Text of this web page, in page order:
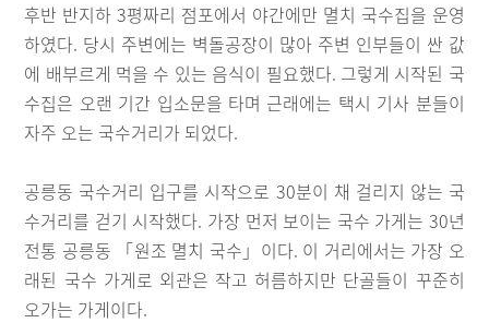
후반 반지하 3평짜리 점포에서 야간에만 멸치 국수집을 운영
하였다. 당시 주변에는 벽돌공장이 많아 주변 인부들이 싼 값
에 배부르게 먹을 수 있는 음식이 필요했다. 그렇게 시작된 국
수집은 오랜 기간 입소문을 타며 근래에는 택시 기사 분들이
자주 오는 국수거리가 되었다.
공릉동 국수거리 입구를 시작으로 30분이 채 걸리지 않는 국
수거리를 걷기 시작했다. 가장 먼저 보이는 국수 가게는 30년
전통 공릉동 「원조 멸치 국수」이다. 이 거리에서는 가장 오
래된 국수 가게로 외관은 작고 허름하지만 단골들이 꾸준히
오가는 가게이다.